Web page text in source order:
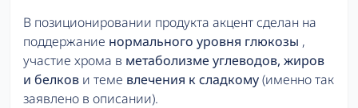
В позиционировании продукта акцент сделан на
поддержание нормального уровня глюкозы ,
участие хрома в метаболизме углеводов, жиров
и белков и теме влечения к сладкому(именно так
заявлено в описании).